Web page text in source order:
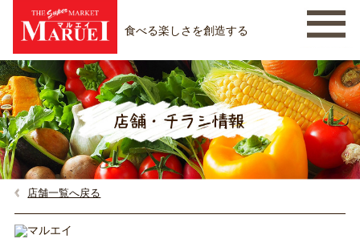
食べる楽しさを創造する
店舗一覧へ戻る